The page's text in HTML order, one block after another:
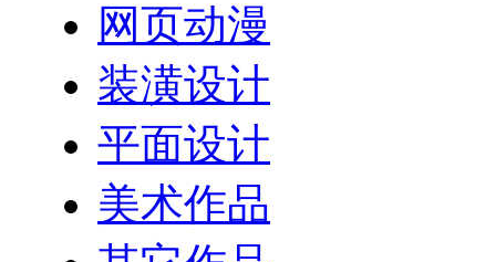
网页动漫
装潢设计
平面设计
美术作品